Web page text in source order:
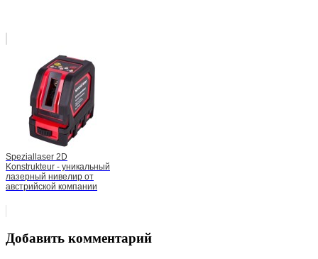
Speziallaser 2D
Konstrukteur - уникальный
лазерный нивелир от
австрийской компании
Добавить комментарий